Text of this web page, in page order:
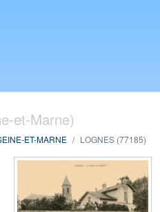
et-Marne)
ET-MARNE LOGNES (77185)